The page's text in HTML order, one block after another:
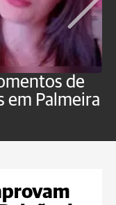
de
em Palmeira